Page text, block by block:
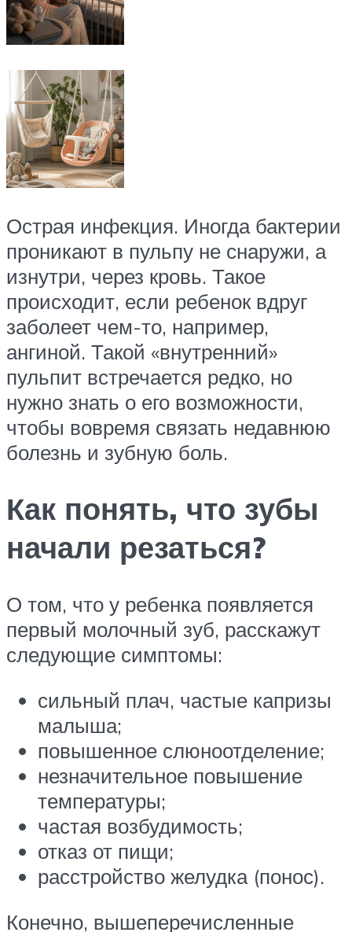
Острая инфекция. Иногда бактерии
проникают в пульпу не снаружи, а
изнутри, через кровь. Такое
происходит, если ребенок вдруг
заболеет чем-то, например,
ангиной. Такой «внутренний»
пульпит встречается редко, но
нужно знать о его возможности,
чтобы вовремя связать недавнюю
болезнь и зубную боль.
Как понять, что зубы
начали резаться?
О том, что у ребенка появляется
первый молочный зуб, расскажут
следующие симптомы:
сильный плач, частые капризы
малыша;
повышенное слюноотделение;
незначительное повышение
температуры;
частая возбудимость;
отказ от пищи;
расстройство желудка (понос).
Конечно, вышеперечисленные